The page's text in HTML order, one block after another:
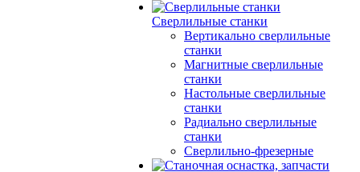
Сверлильные станки
Вертикально сверлильные
станки
Магнитные сверлильные
станки
Настольные сверлильные
станки
Радиально сверлильные
станки
Сверлильно-фрезерные